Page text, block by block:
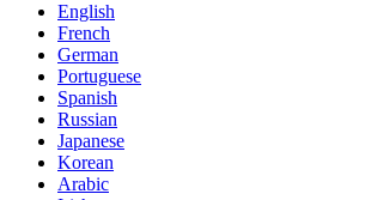
English
French
German
Portuguese
Spanish
Russian
Japanese
Korean
Arabic